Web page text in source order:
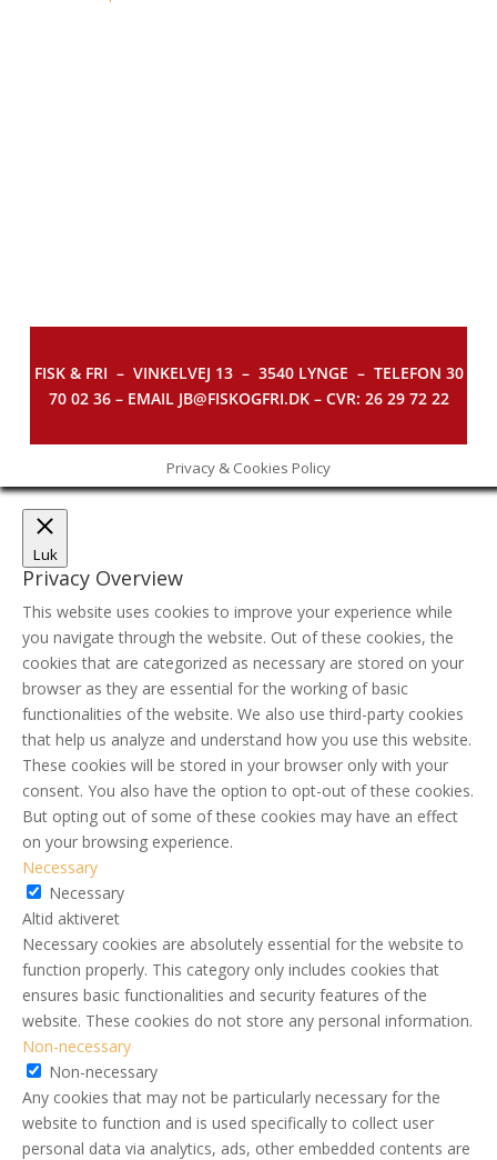
FISK & FRI – VINKELVEJ 13 – 3540 LYNGE – TELEFON 30
70 02 36 – EMAIL JB@FISKOGFRI.DK – CVR: 26 29 72 22
Privacy & Cookies Policy
Luk
Privacy Overview
This website uses cookies to improve your experience while
you navigate through the website. Out of these cookies, the
cookies that are categorized as necessary are stored on your
browser as they are essential for the working of basic
functionalities of the website. We also use third-party cookies
that help us analyze and understand how you use this website.
These cookies will be stored in your browser only with your
consent. You also have the option to opt-out of these cookies.
But opting out of some of these cookies may have an effect
on your browsing experience.
Necessary
Necessary
Altid aktiveret
Necessary cookies are absolutely essential for the website to
function properly. This category only includes cookies that
ensures basic functionalities and security features of the
website. These cookies do not store any personal information.
Non-necessary
Non-necessary
Any cookies that may not be particularly necessary for the
website to function and is used specifically to collect user
personal data via analytics, ads, other embedded contents are